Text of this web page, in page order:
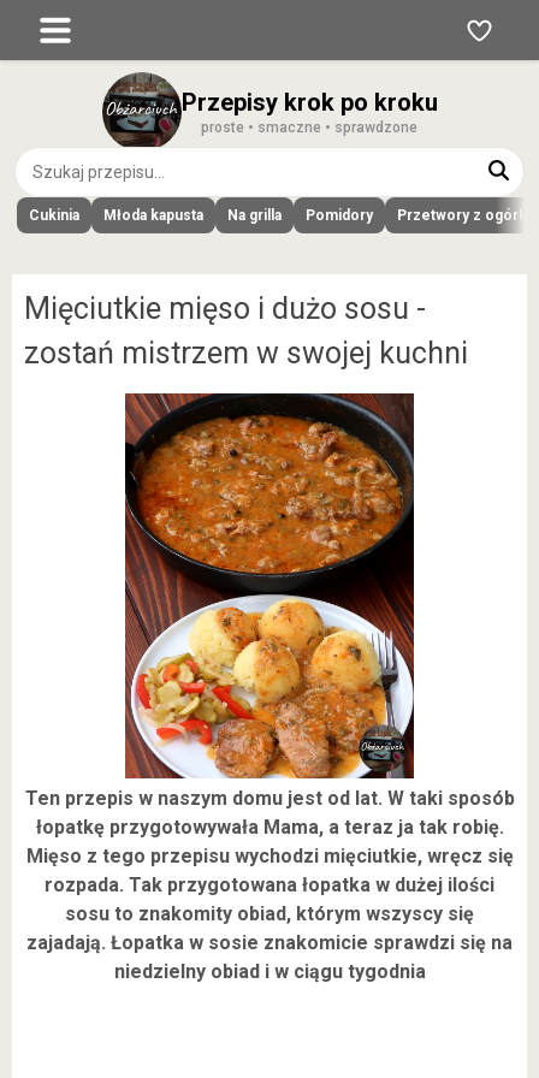
Przepisy krok po kroku
proste • smaczne • sprawdzone
Cukinia Młoda kapusta Na grilla Pomidory Przetwory z
Mięciutkie mięso i dużo sosu -
zostań mistrzem w swojej kuchni
Ten przepis w naszym domu jest od lat. W taki sposób
łopatkę przygotowywała Mama, a teraz ja tak robię.
Mięso z tego przepisu wychodzi mięciutkie, wręcz się
rozpada. Tak przygotowana łopatka w dużej ilości
sosu to znakomity obiad, którym wszyscy się
zajadają. Łopatka w sosie znakomicie sprawdzi się na
niedzielny obiad i w ciągu tygodnia